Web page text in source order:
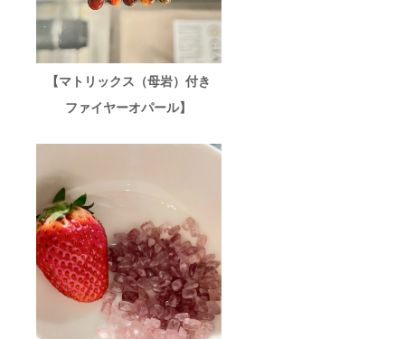
【マトリックス（母岩）付き
ファイヤーオパール】